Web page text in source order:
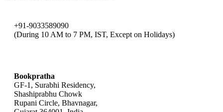
+91-9033589090
(During 10 AM to 7 PM, IST, Except on Holidays)
Bookpratha
GF-1, Surabhi Residency,
Shashiprabhu Chowk
Rupani Circle, Bhavnagar,